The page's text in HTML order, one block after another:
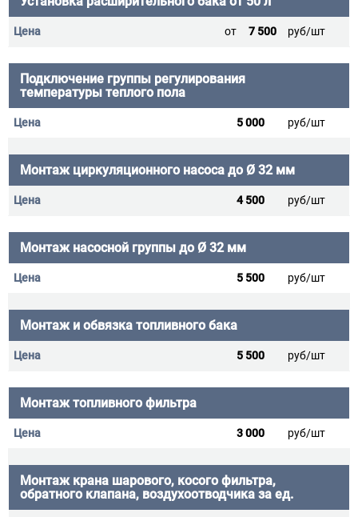
от 7 500 руб/шт
Подключение группы регулирования
температуры теплого пола
5 000 руб/шт
Монтаж циркуляционного насоса до Ø 32 мм
4 500 руб/шт
Монтаж насосной группы до Ø 32 мм
5 500 руб/шт
Монтаж и обвязка топливного бака
5 500 руб/шт
Монтаж топливного фильтра
3 000 руб/шт
Монтаж крана шарового, косого фильтра,
обратного клапана, воздухоотводчика за ед.